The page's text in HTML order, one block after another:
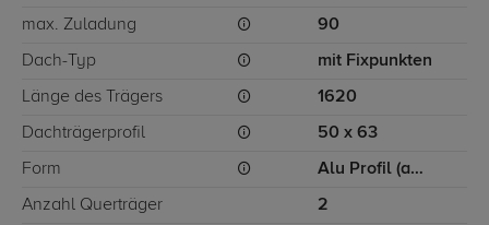
max. Zuladung 90
Dach-Typ mit Fixpunkten
Länge des Trägers 1620
Dachträgerprofil 50 x 63
Form Alu Profil (ausziehbar)
Anzahl Querträger 2